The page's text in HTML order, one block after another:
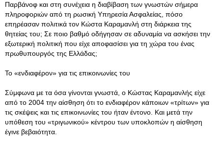
Παρβάνοφ και στη συνέχεια η διαβίβαση των γνωστών σήμερα
πληροφοριών από τη ρωσική Υπηρεσία Ασφαλείας, πόσο
επηρέασαν πολιτικά τον Κώστα Καραμανλή στη διάρκεια της
θητείας του; Σε ποιο βαθμό οδήγησαν σε αδυναμία να ασκήσει την
εξωτερική πολιτική που είχε αποφασίσει για τη χώρα του ένας
πρωθυπουργός της Ελλάδας;
Το «ενδιαφέρον» για τις επικοινωνίες του
Σύμφωνα με τα όσα γίνονται γνωστά, ο Κώστας Καραμανλής είχε
από το 2004 την αίσθηση ότι το ενδιαφέρον κάποιων «τρίτων» για
τις σκέψεις και τις επικοινωνίες του ήταν έντονο. Και μετά την
υπόθεση του «τριγωνικού» κέντρου των υποκλοπών η αίσθηση
έγινε βεβαιότητα.